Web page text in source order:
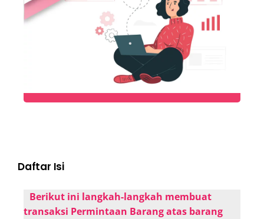
Daftar Isi
Berikut ini langkah-langkah membuat
transaksi Permintaan Barang atas barang